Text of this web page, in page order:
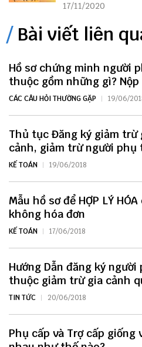
17/11/2020
Bài viết liên
Hồ sơ chứng minh người
thuộc gồm những gì?
CÁC CÂU HỎI THƯỜNG GẶP 19/06/
Thủ tục Đăng ký giảm trừ
cảnh, giảm trừ người phụ
KẾ TOÁN 19/06/2018
Mẫu hồ sơ để HỢP LÝ
không hóa đơn
KẾ TOÁN 17/06/2018
Hướng Dẫn đăng ký người
thuộc giảm trừ gia cảnh
TIN TỨC 20/06/2018
Phụ cấp và Trợ cấp giống